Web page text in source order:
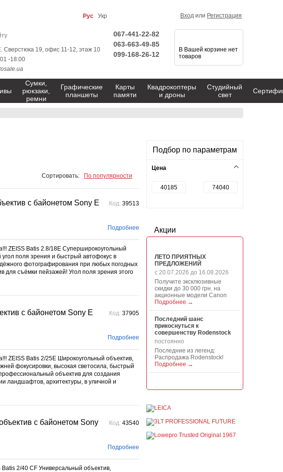
Сортировать: По популярности
с байонетом Sony E
Код: 39513
Подробнее
ZEISS Batis 2.8/18E Суперширокоугольный
поля зрения и быстрый автофокус в
фотографирования при любых погодных
для съёмки пейзажей! Угол поля зрения этого
с байонетом Sony E
Код: 37905
Подробнее
ZEISS Batis 2/25E Широкоугольный объектив,
фокусировки, высокая светосила, быстрый
объектив для создания
ландшафтов, архитектуры, в уличной и
с байонетом Sony
Код: 43540
Подробнее
2/40 CF Универсальный объектив,
Подбор по параметрам
Цена
Акции
ЛЕТО ПРИЯТНЫХ
ПРЕДЛОЖЕНИЙ
с 20.07.2026 до 16.08.2026
Получите эксклюзивные
скидки до 30 000 грн. на
акционные модели Canon
Подробнее →
Последний шанс
прикоснуться к
совершенству Rodenstock
постоянно
Последние из легенд:
Распродажа Rodenstock!
Подробнее →
Manfrotto, National
продукции Manfrotto, National
гарантиров...
Подробнее →
Рус Укр Вход или Регистрация
Сверстюка 19, офис 11-12, этаж 10
-18:00
067-441-22-82
063-663-49-85
099-168-26-12
В Вашей корзине нет
товаров
Сумки,
рюкзаки,
ремни
Графические
планшеты
Карты
памяти
Квадрокоптеры
и дроны
Студийный
свет